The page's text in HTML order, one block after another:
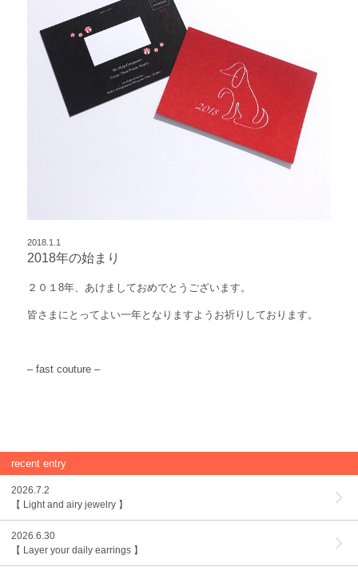
2018.1.1
2018年の始まり
２０１8年、あけましておめでとうございます。
皆さまにとってよい一年となりますようお祈りしております。
– fast couture –
recent entry
2026.7.2
【 Light and airy jewelry 】
2026.6.30
【 Layer your daily earrings 】